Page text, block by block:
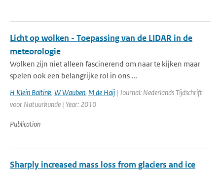
Licht op wolken - Toepassing van de LIDAR in de
meteorologie
Wolken zijn niet alleen fascinerend om naar te kijken maar
spelen ook een belangrijke rol in ons ...
H Klein Baltink, W Wauben, M de Haij | Journal: Nederlands Tijdschrift
voor Natuurkunde | Year: 2010
Publication
Sharply increased mass loss from glaciers and ice